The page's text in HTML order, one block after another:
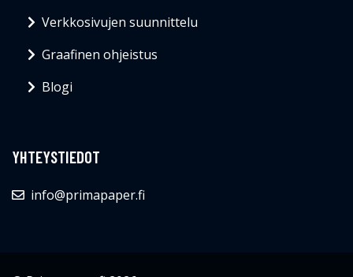
Verkkosivujen suunnittelu
Graafinen ohjeistus
Blogi
YHTEYSTIEDOT
info@primapaper.fi